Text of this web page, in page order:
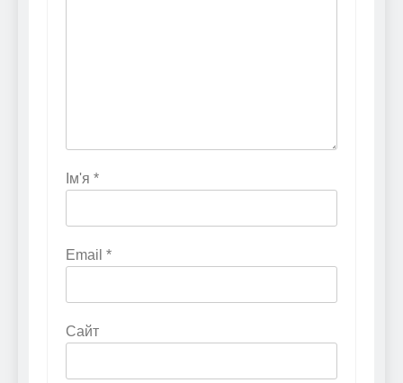
Ім'я *
Email *
Сайт